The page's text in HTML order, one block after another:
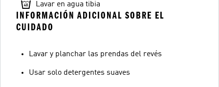
Lavar en agua tibia
INFORMACIÓN ADICIONAL SOBRE EL
CUIDADO
Lavar y planchar las prendas del revés
Usar solo detergentes suaves